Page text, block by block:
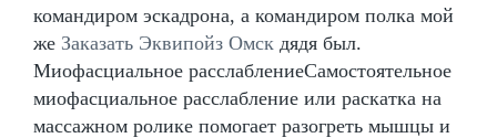
командиром эскадрона, а командиром полка мой
же Заказать Эквипойз Омск дядя был.
Миофасциальное расслаблениеСамостоятельное
миофасциальное расслабление или раскатка на
массажном ролике помогает разогреть мышцы и